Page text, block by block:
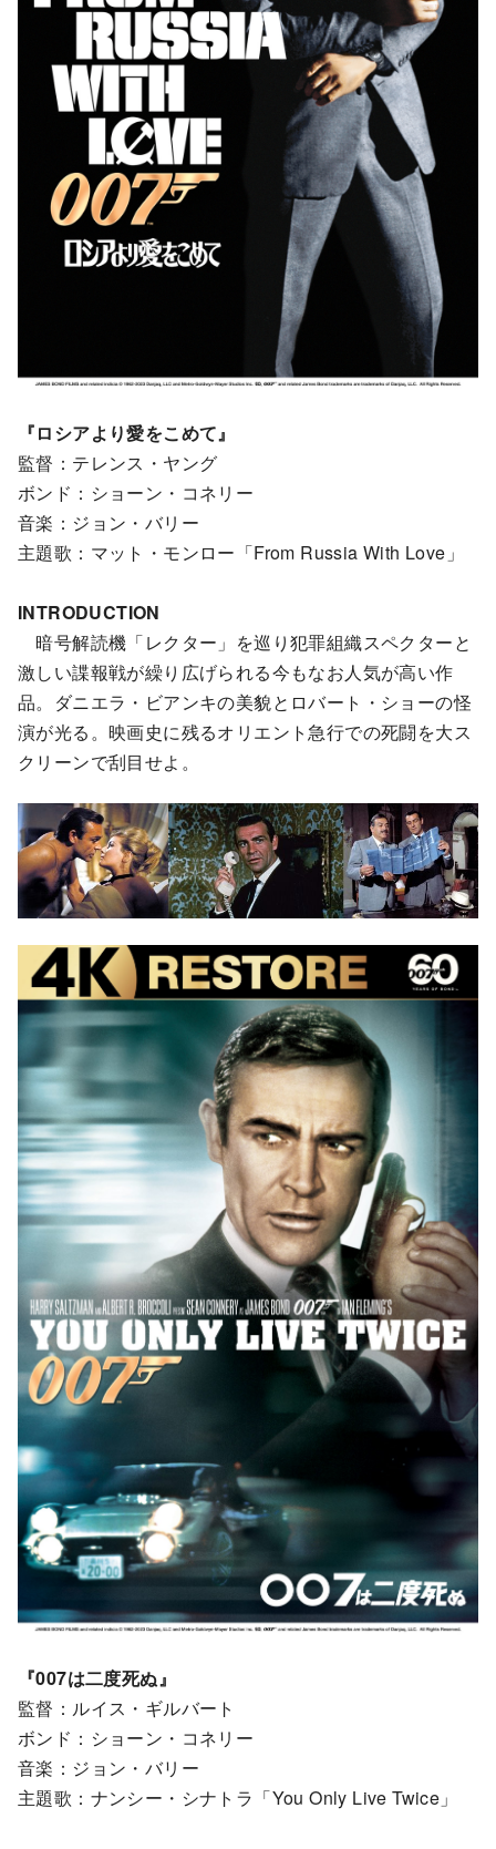
『ロシアより愛をこめて』
監督：テレンス・ヤング
ボンド：ショーン・コネリー
音楽：ジョン・バリー
主題歌：マット・モンロー「From Russia With Love」
INTRODUCTION
暗号解読機「レクター」を巡り犯罪組織スペクターと
激しい諜報戦が繰り広げられる今もなお人気が高い作
品。ダニエラ・ビアンキの美貌とロバート・ショーの怪
演が光る。映画史に残るオリエント急行での死闘を大ス
クリーンで刮目せよ。
『007は二度死ぬ』
監督：ルイス・ギルバート
ボンド：ショーン・コネリー
音楽：ジョン・バリー
主題歌：ナンシー・シナトラ「You Only Live Twice」